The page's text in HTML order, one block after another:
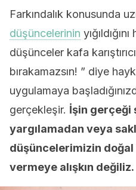
Farkındalık konusunda
düşüncelerinin
düşünceler kafa
bırakamazsın! ” diye
uygulamaya
gerçekleşir. İşin gerçeği
yargılamadan veya
düşüncelerimizin doğal
vermeye alışkın değiliz.